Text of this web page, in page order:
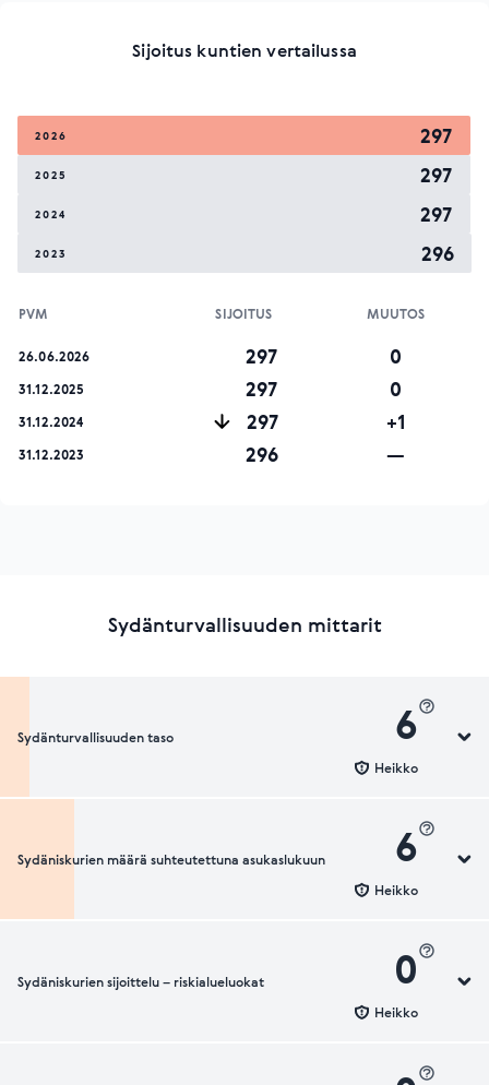
Sijoitus kuntien vertailussa
2026 297
2025 297
2024 297
2023 296
PVM SIJOITUS MUUTOS
26.06.2026 297 0
31.12.2025 297 0
31.12.2024 297 +1
31.12.2023 296 —
Sydänturvallisuuden mittarit
Sydänturvallisuuden taso 6
Heikko
Sydänturvallisuuden luokka
Sydäniskurien määrä suhteutettuna asukaslukuun 6
Heikko
Sydäniskurien määrä suhteutettuna asukaslukuun
Sydäniskurien sijoittelu – riskialueluokat 0
Heikko